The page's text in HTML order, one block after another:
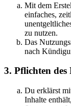
Mit dem
einfaches,
zu nutzen.
Das
nach
3. Pflichten des
Du erklärst
Inhalte